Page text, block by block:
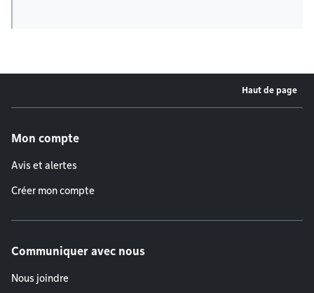
Haut de page
Mon compte
Avis et alertes
Créer mon compte
Communiquer avec nous
Nous joindre